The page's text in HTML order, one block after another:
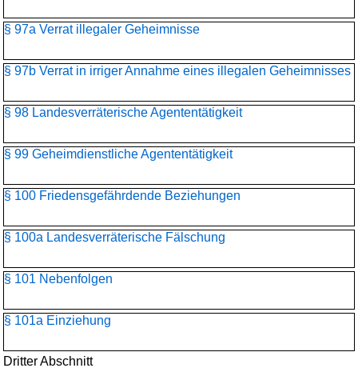
§ 97a Verrat illegaler Geheimnisse
§ 97b Verrat in irriger Annahme eines illegalen Geheimnisses
§ 98 Landesverräterische Agententätigkeit
§ 99 Geheimdienstliche Agententätigkeit
§ 100 Friedensgefährdende Beziehungen
§ 100a Landesverräterische Fälschung
§ 101 Nebenfolgen
§ 101a Einziehung
Dritter Abschnitt